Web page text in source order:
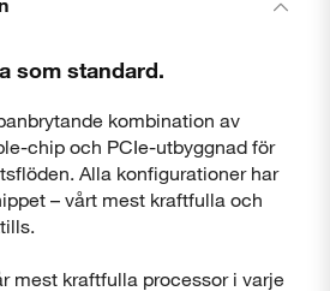
som standard.
kombination av
chip och PCIe-utbyggnad för
Alla konfigurationer har
– vårt mest kraftfulla och
mest kraftfulla processor i varje